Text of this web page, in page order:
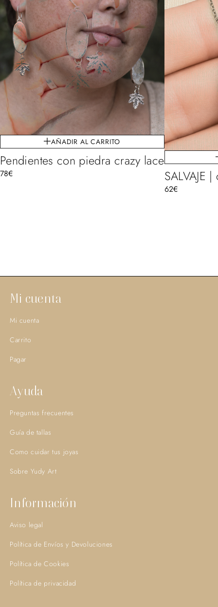
AÑADIR AL CARRITO
Pendientes con piedra crazy lace
78€ SALVAJE
62€
Mi cuenta
Mi cuenta
Carrito
Pagar
Ayuda
Preguntas frecuentes
Guía de tallas
Como cuidar tus joyas
Sobre Yudy Art
Información
Aviso legal
Política de Envíos y Devoluciones
Política de Cookies
Política de privacidad